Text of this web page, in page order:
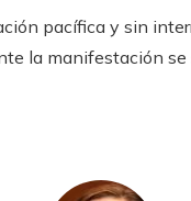
pacífica y sin
la manifestación